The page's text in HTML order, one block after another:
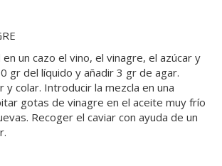
un cazo el vino, el vinagre, el azúcar y
gr del líquido y añadir 3 gr de agar.
y colar. Introducir la mezcla en una
gotas de vinagre en el aceite muy frío
Recoger el caviar con ayuda de un